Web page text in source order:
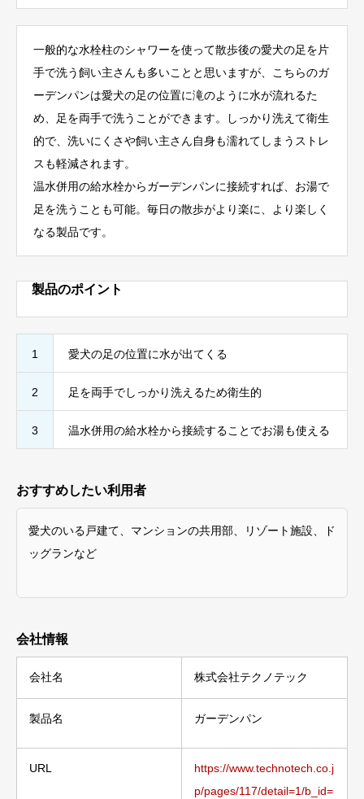
一般的な水栓柱のシャワーを使って散歩後の愛犬の足を片
手で洗う飼い主さんも多いことと思いますが、こちらのガ
ーデンパンは愛犬の足の位置に滝のように水が流れるた
め、足を両手で洗うことができます。しっかり洗えて衛生
的で、洗いにくさや飼い主さん自身も濡れてしまうストレ
スも軽減されます。
温水併用の給水栓からガーデンパンに接続すれば、お湯で
足を洗うことも可能。毎日の散歩がより楽に、より楽しく
なる製品です。
製品のポイント
1 愛犬の足の位置に水が出てくる
2 足を両手でしっかり洗えるため衛生的
3 温水併用の給水栓から接続することでお湯も使える
おすすめしたい利用者
愛犬のいる戸建て、マンションの共用部、リゾート施設、ド
ッグランなど
会社情報
会社名 株式会社テクノテック
製品名 ガーデンパン
URL
https://www.technotech.co.j
p/pages/117/detail=1/b_id=